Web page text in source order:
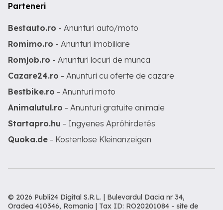
Parteneri
Bestauto.ro - Anunturi auto/moto
Romimo.ro - Anunturi imobiliare
Romjob.ro - Anunturi locuri de munca
Cazare24.ro - Anunturi cu oferte de cazare
Bestbike.ro - Anunturi moto
Animalutul.ro - Anunturi gratuite animale
Startapro.hu - Ingyenes Apróhirdetés
Quoka.de - Kostenlose Kleinanzeigen
© 2026 Publi24 Digital S.R.L. | Bulevardul Dacia nr 34,
Oradea 410346, Romania | Tax ID: RO20201084 - site de